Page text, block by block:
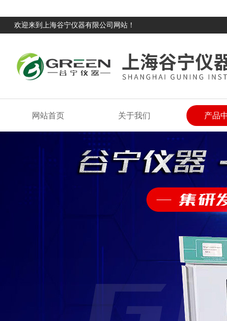
欢迎来到上海谷宁仪器有限公司网站！
网站首页 关于我们 产品